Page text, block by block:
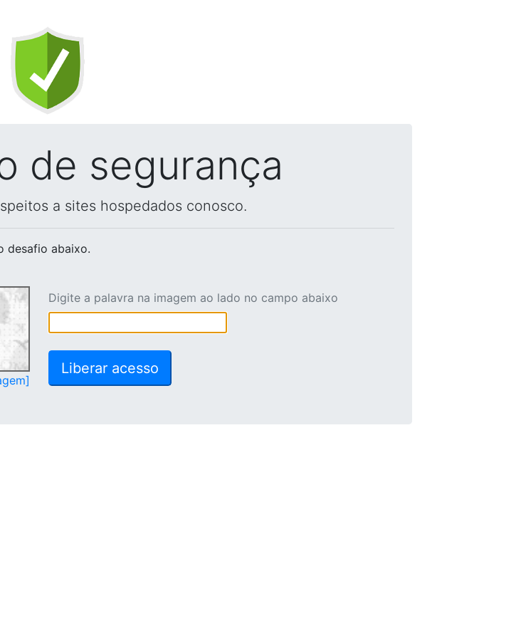
de segurança
a sites hospedados conosco.
desafio abaixo.
Digite a palavra na imagem ao lado no campo abaixo